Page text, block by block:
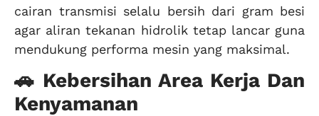
cairan transmisi selalu bersih dari gram besi
agar aliran tekanan hidrolik tetap lancar guna
mendukung performa mesin yang maksimal.
🚗 Kebersihan Area Kerja Dan
Kenyamanan